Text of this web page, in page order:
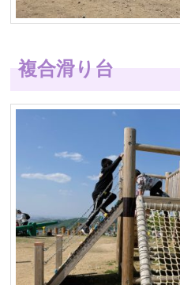
複合滑り台